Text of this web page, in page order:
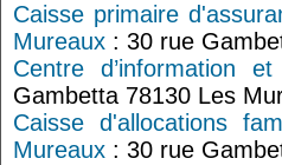
Caisse primaire
Mureaux : 30 rue
Centre d’information
Gambetta 78130 Les
Caisse d'allocations
Mureaux : 30 rue